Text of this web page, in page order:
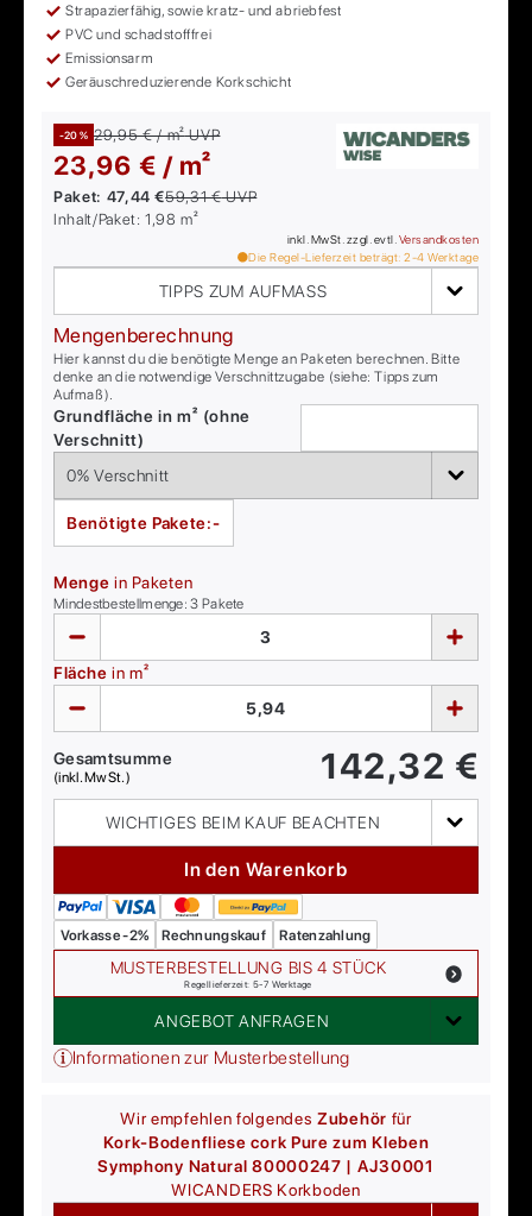
Strapazierfähig, sowie kratz- und abriebfest
PVC und schadstofffrei
Emissionsarm
Geräuschreduzierende Korkschicht
-20 % 29,95 € / m²UVP
23,96 € / m²
Paket: 47,44 €59,31 €UVP
Inhalt/Paket:1,98 m²
inkl. MwSt. zzgl. evtl. Versandkosten
Die Regel-Lieferzeit beträgt: 2-4 Werktage
TIPPS ZUM AUFMASS
Mengenberechnung
Hier kannst du die benötigte Menge an Paketen berechnen. Bitte
denke an die notwendige Verschnittzugabe (siehe: Tipps zum
Aufmaß).
Grundfläche in m² (ohne
Verschnitt)
Benötigte Pakete:-
Menge in Paketen
Mindestbestellmenge:3 Pakete
Fläche in m²
Gesamtsumme
(inkl. MwSt.) 142,32 €
WICHTIGES BEIM KAUF BEACHTEN
In den Warenkorb
Vorkasse -2% Rechnungskauf Ratenzahlung
MUSTERBESTELLUNG BIS 4 STÜCK
Regellieferzeit: 5-7 Werktage
ANGEBOT ANFRAGEN
Informationen zur Musterbestellung
Wir empfehlen folgendesZubehör für
Kork-Bodenfliese cork Pure zum Kleben
Symphony Natural 80000247 | AJ30001
WICANDERS Korkboden